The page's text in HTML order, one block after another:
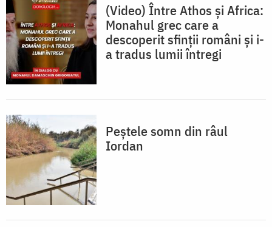
(Video) Între Athos și Africa:
Monahul grec care a
descoperit sfinții români și i-
a tradus lumii întregi
Peștele somn din râul
Iordan